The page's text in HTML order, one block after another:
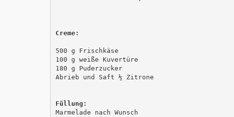
500 g Frischkäse
100 g weiße Kuvertüre
180 g Puderzucker
Abrieb und Saft ½ Zitrone
Marmelade nach Wunsch